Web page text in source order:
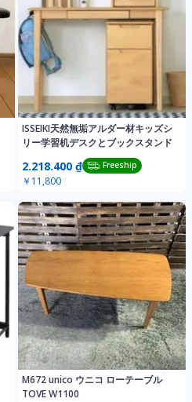
ISSEIKI天然無垢アルダー材キッズシ
リー学習机デスクとブックスタンド
2.218.400 ₫ Freeship
￥11,800
M672 unico ウニコ ローテーブル
TOVE W1100